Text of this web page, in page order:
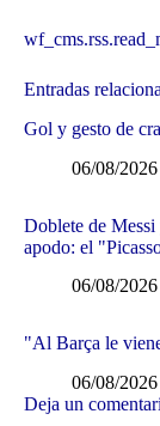
Entradas
Gol y gesto de
06/08/2026
Doblete de
apodo: el
06/08/2026
"Al Barça le
06/08/2026
Deja un